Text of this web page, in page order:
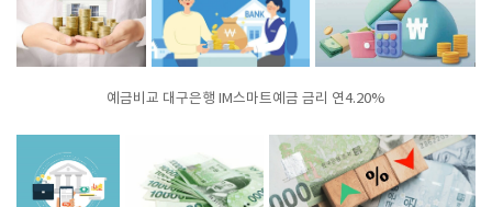
예금비교 대구은행 IM스마트예금 금리 연4.20%